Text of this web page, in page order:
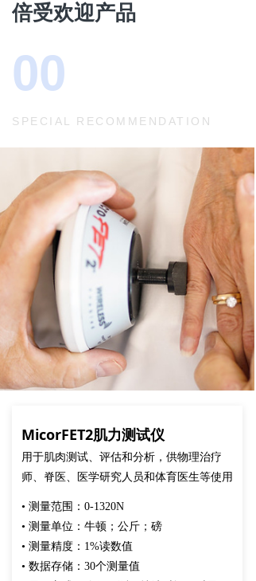
SPECIAL RECOMMENDATION
00
倍受欢迎产品
MicorFET2肌力测试仪
用于肌肉测试、评估和分析，供物理治疗
师、脊医、医学研究人员和体育医生等使用
• 测量范围：0-1320N
• 测量单位：牛顿；公斤；磅
• 测量精度：1%读数值
• 数据存储：30个测量值